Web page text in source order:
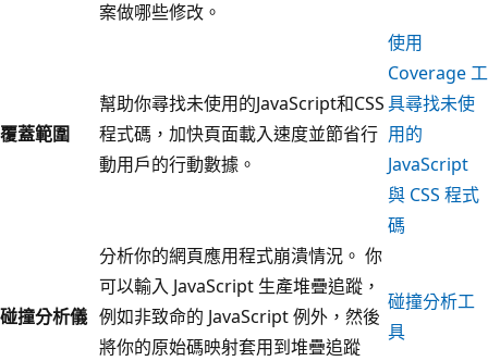
案做哪些修改。
覆蓋範圍
幫助你尋找未使用的JavaScript和CSS
程式碼，加快頁面載入速度並節省行
動用戶的行動數據。
使用
Coverage 工
具尋找未使
用的
JavaScript
與 CSS 程式
碼
碰撞分析儀
分析你的網頁應用程式崩潰情況。 你
可以輸入 JavaScript 生產堆疊追蹤，
例如非致命的 JavaScript 例外，然後
將你的原始碼映射套用到堆疊追蹤
碰撞分析工
具